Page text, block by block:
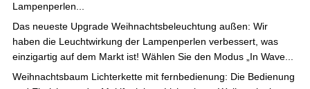
Lampenperlen...
Das neueste Upgrade Weihnachtsbeleuchtung außen: Wir
haben die Leuchtwirkung der Lampenperlen verbessert, was
einzigartig auf dem Markt ist! Wählen Sie den Modus „In Wave...
Weihnachtsbaum Lichterkette mit fernbedienung: Die Bedienung